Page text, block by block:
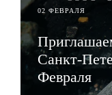
02 ФЕВРАЛЯ
Санкт-
Февраля